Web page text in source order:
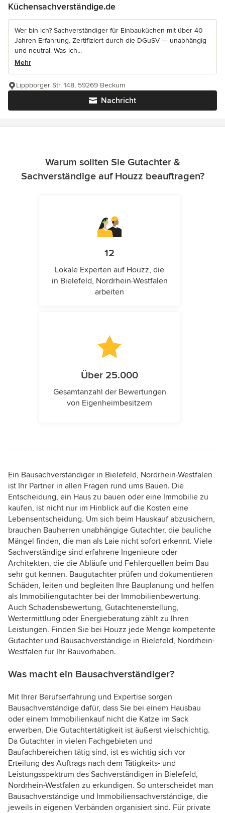
Küchensachverständige.de
Wer bin ich? Sachverständiger für Einbauküchen mit über 40
Jahren Erfahrung. Zertifiziert durch die DGuSV — unabhängig
und neutral. Was ich...
Mehr
Nachricht
Lippborger Str. 148, 59269 Beckum
Warum sollten Sie Gutachter &
Sachverständige auf Houzz beauftragen?
12
Lokale Experten auf Houzz, die
in Bielefeld, Nordrhein-Westfalen
arbeiten
Über 25.000
Gesamtanzahl der Bewertungen
von Eigenheimbesitzern
Ein Bausachverständiger in Bielefeld, Nordrhein-Westfalen
ist Ihr Partner in allen Fragen rund ums Bauen. Die
Entscheidung, ein Haus zu bauen oder eine Immobilie zu
kaufen, ist nicht nur im Hinblick auf die Kosten eine
Lebensentscheidung. Um sich beim Hauskauf abzusichern,
brauchen Bauherren unabhängige Gutachter, die bauliche
Mängel finden, die man als Laie nicht sofort erkennt. Viele
Sachverständige sind erfahrene Ingenieure oder
Architekten, die die Abläufe und Fehlerquellen beim Bau
sehr gut kennen. Baugutachter prüfen und dokumentieren
Schäden, leiten und begleiten Ihre Bauplanung und helfen
als Immobiliengutachter bei der Immobilienbewertung.
Auch Schadensbewertung, Gutachtenerstellung,
Wertermittlung oder Energieberatung zählt zu Ihren
Leistungen. Finden Sie bei Houzz jede Menge kompetente
Gutachter und Bausachverständige in Bielefeld, Nordrhein-
Westfalen für Ihr Bauvorhaben.
Was macht ein Bausachverständiger?
Mit Ihrer Berufserfahrung und Expertise sorgen
Bausachverständige dafür, dass Sie bei einem Hausbau
oder einem Immobilienkauf nicht die Katze im Sack
erwerben. Die Gutachtertätigkeit ist äußerst vielschichtig.
Da Gutachter in vielen Fachgebieten und
Baufachbereichen tätig sind, ist es wichtig sich vor
Erteilung des Auftrags nach dem Tätigkeits- und
Leistungsspektrum des Sachverständigen in Bielefeld,
Nordrhein-Westfalen zu erkundigen. So unterscheidet man
Bausachverständige und Immobiliensachverständige, die
jeweils in eigenen Verbänden organisiert sind. Für private